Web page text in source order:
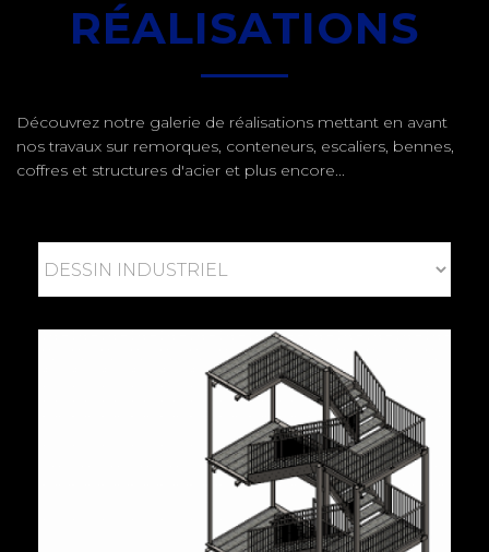
RÉALISATIONS
Découvrez notre galerie de réalisations mettant en avant
nos travaux sur remorques, conteneurs, escaliers, bennes,
coffres et structures d'acier et plus encore...